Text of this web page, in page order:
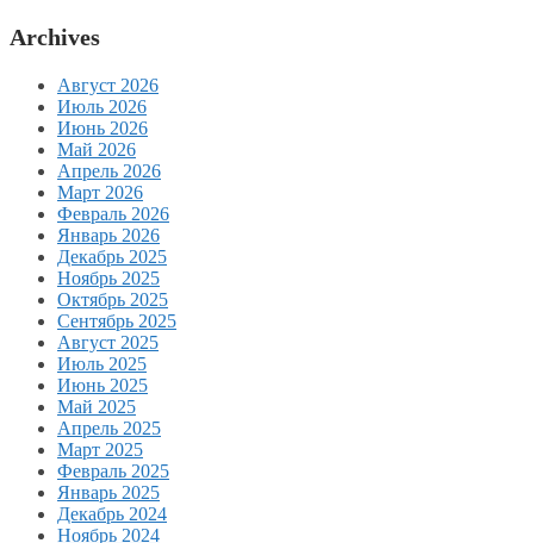
Archives
Август 2026
Июль 2026
Июнь 2026
Май 2026
Апрель 2026
Март 2026
Февраль 2026
Январь 2026
Декабрь 2025
Ноябрь 2025
Октябрь 2025
Сентябрь 2025
Август 2025
Июль 2025
Июнь 2025
Май 2025
Апрель 2025
Март 2025
Февраль 2025
Январь 2025
Декабрь 2024
Ноябрь 2024